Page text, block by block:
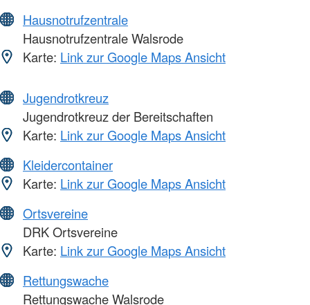
Hausnotrufzentrale
Hausnotrufzentrale Walsrode
Karte: Link zur Google Maps Ansicht
Jugendrotkreuz
Jugendrotkreuz der Bereitschaften
Karte: Link zur Google Maps Ansicht
Kleidercontainer
Karte: Link zur Google Maps Ansicht
Ortsvereine
DRK Ortsvereine
Karte: Link zur Google Maps Ansicht
Rettungswache
Rettungswache Walsrode